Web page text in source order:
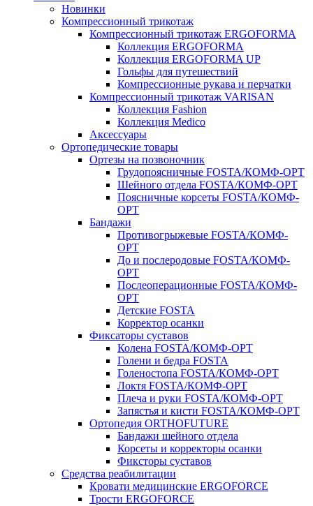
Новинки
Компрессионный трикотаж
Компрессионный трикотаж ERGOFORMA
Коллекция ERGOFORMA
Коллекция ERGOFORMA UP
Гольфы для путешествий
Компрессионные рукава и перчатки
Компрессионный трикотаж VARISAN
Коллекция Fashion
Коллекция Medico
Аксессуары
Ортопедические товары
Ортезы на позвоночник
Грудопоясничные FOSTA/КОМФ-ОРТ
Шейного отдела FOSTA/КОМФ-ОРТ
Поясничные корсеты FOSTA/КОМФ-
ОРТ
Бандажи
Противогрыжевые FOSTA/КОМФ-
ОРТ
До и послеродовые FOSTA/КОМФ-
ОРТ
Послеоперационные FOSTA/КОМФ-
ОРТ
Детские FOSTA
Корректор осанки
Фиксаторы суставов
Колена FOSTA/КОМФ-ОРТ
Голени и бедра FOSTA
Голеностопа FOSTA/КОМФ-ОРТ
Локтя FOSTA/КОМФ-ОРТ
Плеча и руки FOSTA/КОМФ-ОРТ
Запястья и кисти FOSTA/КОМФ-ОРТ
Ортопедия ORTHOFUTURE
Бандажи шейного отдела
Корсеты и корректоры осанки
Фиксторы суставов
Средства реабилитации
Кровати медицинские ERGOFORCE
Трости ERGOFORCE